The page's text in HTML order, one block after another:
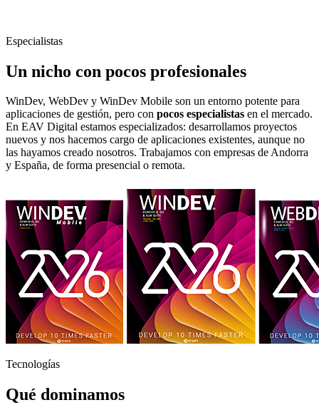
Especialistas
Un nicho con pocos profesionales
WinDev, WebDev y WinDev Mobile son un entorno potente para
aplicaciones de gestión, pero con pocos especialistas en el mercado.
En EAV Digital estamos especializados: desarrollamos proyectos
nuevos y nos hacemos cargo de aplicaciones existentes, aunque no
las hayamos creado nosotros. Trabajamos con empresas de Andorra
y España, de forma presencial o remota.
Tecnologías
Qué dominamos